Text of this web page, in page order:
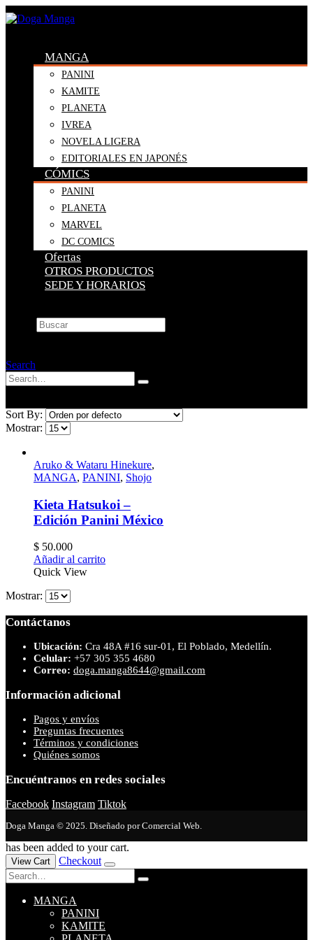
MANGA
PANINI
KAMITE
PLANETA
IVREA
NOVELA LIGERA
EDITORIALES EN JAPONÉS
CÓMICS
PANINI
PLANETA
MARVEL
DC COMICS
Ofertas
OTROS PRODUCTOS
SEDE Y HORARIOS
Search
Sort By:
Mostrar:
Aruko & Wataru Hinekure,
MANGA, PANINI, Shojo
Kieta Hatsukoi –
Edición Panini México
$ 50.000
Añadir al carrito
Quick View
Mostrar:
Contáctanos
Ubicación: Cra 48A #16 sur-01, El Poblado, Medellín.
Celular: +57 305 355 4680
Correo: doga.manga8644@gmail.com
Información adicional
Pagos y envíos
Preguntas frecuentes
Términos y condiciones
Quiénes somos
Encuéntranos en redes sociales
Facebook Instagram Tiktok
Doga Manga © 2025. Diseñado por Comercial Web.
has been added to your cart.
View Cart Checkout
MANGA
PANINI
KAMITE